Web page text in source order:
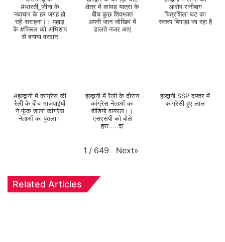
#भारती_जीना के
नवाचार के हर जगह हो
रही सराहना।। पहाड़
के #पिरूल को अभिशाप
से बनाया वरदान
क्षेत्र में कांवड़ यात्रा के
बीच कुछ शिवभक्त
अपनी जान जोखिम में
डालते नजर आए
आरोप रानीबाग
चित्रशिला घट का
स्वरूप बिगाड़ा जा रहा है
#हल्द्वानी में कांग्रेस की
रैली के बीच भाजपाईयों
ने फूंक डाला कांग्रेस
नेताओं का पुतला।
हल्द्वानी में रैली के दौरान
कांग्रेस नेताओं का
वीडियो वायरल।।
एसएसपी को बोले
हरा.....दा
हल्द्वानी SSP दफ्तर में
कांग्रेसी हुए लाल
1 / 649 Next»
Related Articles